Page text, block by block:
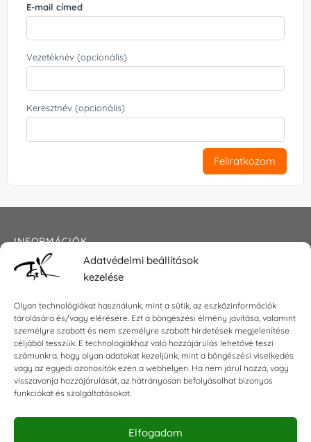
Adatvédelmi beállítások
kezelése
Olyan technológiákat használunk, mint a sütik, az eszközinformációk
tárolására és/vagy elérésére. Ezt a böngészési élmény javítása, valamint
személyre szabott és nem személyre szabott hirdetések megjelenítése
céljából tesszük. E technológiákhoz való hozzájárulás lehetővé teszi
számunkra, hogy olyan adatokat kezeljünk, mint a böngészési viselkedés
vagy az egyedi azonosítók ezen a webhelyen. Ha nem járul hozzá, vagy
visszavonja hozzájárulását, az hátrányosan befolyásolhat bizonyos
funkciókat és szolgáltatásokat.
Elfogadom
E-mail címed
Vezetéknév (opcionális)
Keresztnév (opcionális)
Feliratkozom
INFORMÁCIÓK
Általános szerződési feltételek
Impresszum
KAPCSOLAT
E-mail:shop@torokszilvi.com
Telefon: +36 30 6767872